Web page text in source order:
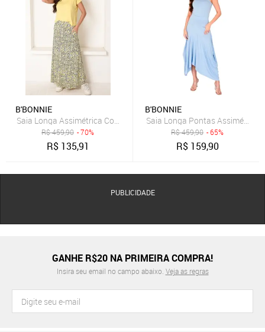
B'BONNIE
Saia Longa Assimétrica Com Bolsos B’Bonnie Úrsula Floral Azul
R$459,90 - 70%
R$ 135,91
B'BONNIE
Saia Longa Pontas
R$459,90 - 65%
R$ 159,90
PUBLICIDADE
GANHE R$20 NA PRIMEIRA COMPRA!
Insira seu email no campo abaixo. Veja as regras